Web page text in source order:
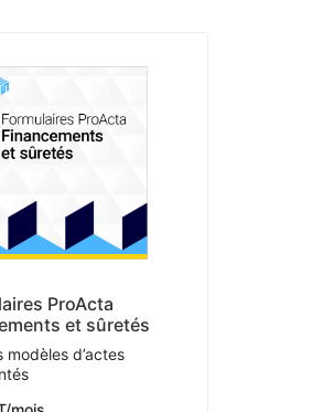
ProActa
et sûretés
modèles d’actes